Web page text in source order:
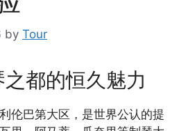
by Tour
都的恒久魅力
伦巴第大区，是世界公认的提